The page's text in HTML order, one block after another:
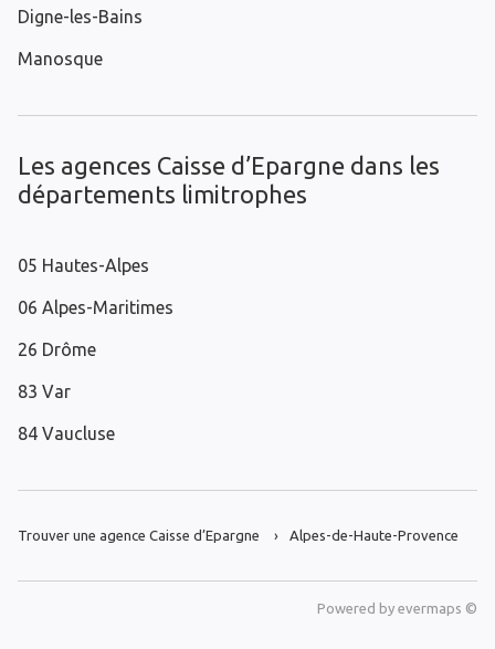
Digne-les-Bains
Manosque
Les agences Caisse d’Epargne dans les
départements limitrophes
05 Hautes-Alpes
06 Alpes-Maritimes
26 Drôme
83 Var
84 Vaucluse
Trouver une agence Caisse d’Epargne Alpes-de-Haute-Provence
Powered by evermaps ©